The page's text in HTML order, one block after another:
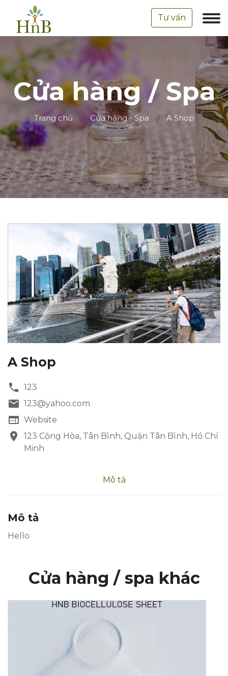
Tư vấn
Cửa hàng / Spa
Trang chủ Cửa hàng - Spa A Shop
A Shop
phone 123
email 123@yahoo.com
website
Website
location_on
123 Cộng Hòa, Tân Bình, Quận Tân Bình, Hồ Chí
Minh
Mô tả
Mô tả
Hello
Cửa hàng / spa khác